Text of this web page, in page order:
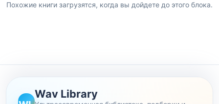
Похожие книги загрузятся, когда вы дойдете до этого блока.
Wav Library